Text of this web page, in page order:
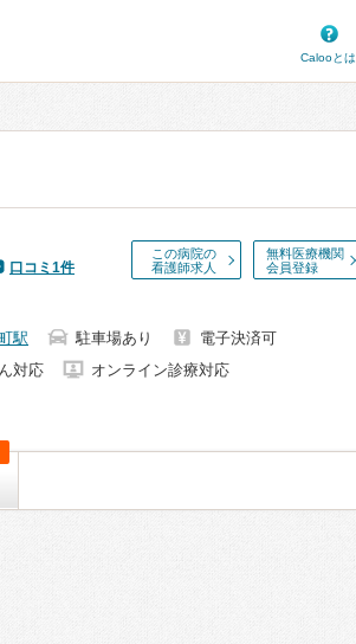
Calooとは
この病院の
看護師求人
無料医療機関
会員登録
口コミ 1件
駅 駐車場あり
電子決済可
対応
オンライン診療対応